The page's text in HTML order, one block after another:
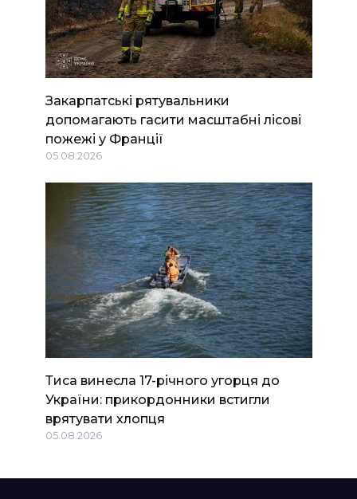
Закарпатські рятувальники
допомагають гасити масштабні лісові
пожежі у Франції
05.08.2026
Тиса винесла 17-річного угорця до
України: прикордонники встигли
врятувати хлопця
05.08.2026